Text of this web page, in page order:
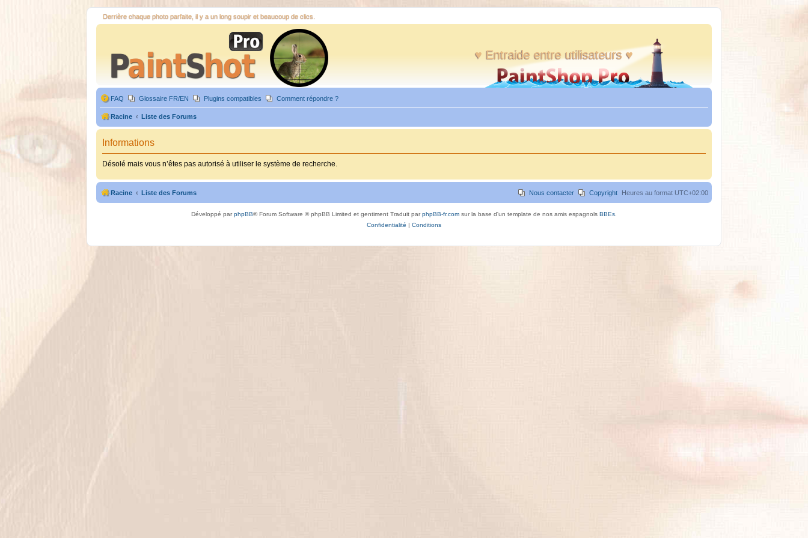
Derrière chaque photo parfaite, il y a un long soupir et beaucoup de clics.
♥ Entraide entre utilisateurs ♥
FAQ Glossaire FR/EN Plugins compatibles Comment répondre ?
Racine Liste des Forums
Informations
Désolé mais vous n’êtes pas autorisé à utiliser le système de recherche.
Racine Liste des Forums Heures au format UTC+02:00
Copyright
Nous contacter
Développé parphpBB® Forum Software © phpBB Limited et gentiment Traduit parphpBB-fr.com sur la base d'un template de nos amis espagnols BBEs
Confidentialité | Conditions